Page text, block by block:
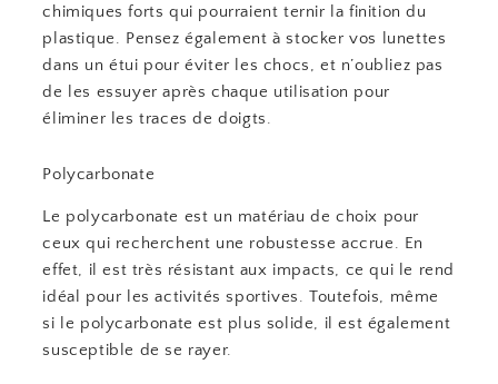
chimiques forts qui pourraient ternir la finition du
plastique. Pensez également à stocker vos lunettes
dans un étui pour éviter les chocs, et n’oubliez pas
de les essuyer après chaque utilisation pour
éliminer les traces de doigts.
Polycarbonate
Le polycarbonate est un matériau de choix pour
ceux qui recherchent une robustesse accrue. En
effet, il est très résistant aux impacts, ce qui le rend
idéal pour les activités sportives. Toutefois, même
si le polycarbonate est plus solide, il est également
susceptible de se rayer.